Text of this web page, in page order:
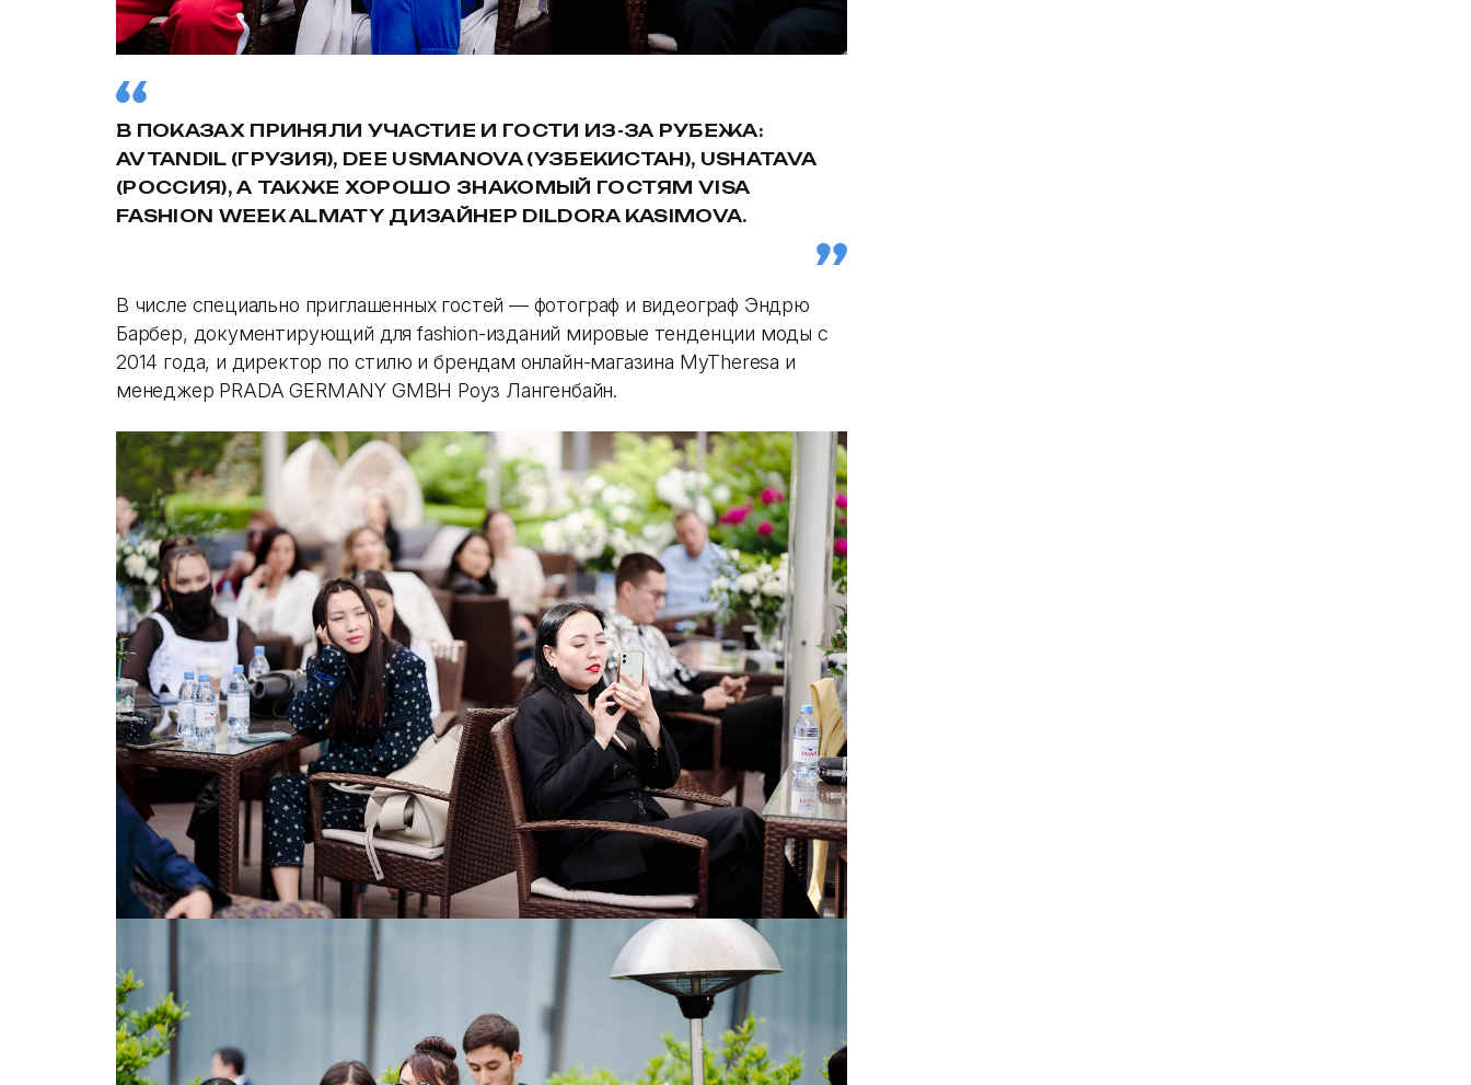
В ПОКАЗАХ ПРИНЯЛИ УЧАСТИЕ И ГОСТИ ИЗ-ЗА РУБЕЖА:
AVTANDIL (ГРУЗИЯ), DEE USMANOVA (УЗБЕКИСТАН), USHATAVA
(РОССИЯ), А ТАКЖЕ ХОРОШО ЗНАКОМЫЙ ГОСТЯМ VISA
FASHION WEEK ALMATY ДИЗАЙНЕР DILDORA KASIMOVA.
В числе специально приглашенных гостей — фотограф и видеограф Эндрю
Барбер, документирующий для fashion-изданий мировые тенденции моды с
2014 года, и директор по стилю и брендам онлайн-магазина MyTheresa и
менеджер PRADA GERMANY GMBH Роуз Лангенбайн.